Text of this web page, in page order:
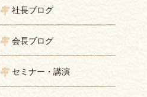
社長ブログ
会長ブログ
セミナー・講演